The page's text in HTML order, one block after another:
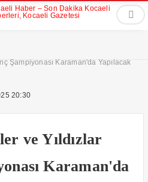
Şampiyonası Karaman'da Yapılacak
20:30
ve Yıldızlar
Karaman'da